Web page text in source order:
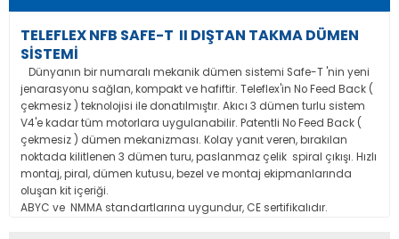
TELEFLEX NFB SAFE-T II DIŞTAN TAKMA DÜMEN
SİSTEMİ
Dünyanın bir numaralı mekanik dümen sistemi Safe-T 'nin yeni
jenarasyonu sağlan, kompakt ve hafiftir. Teleflex'in No Feed Back (
çekmesiz ) teknolojisi ile donatılmıştır. Akıcı 3 dümen turlu sistem
V4'e kadar tüm motorlara uygulanabilir. Patentli No Feed Back (
çekmesiz ) dümen mekanizması. Kolay yanıt veren, bırakılan
noktada kilitlenen 3 dümen turu, paslanmaz çelik spiral çıkışı. Hızlı
montaj, piral, dümen kutusu, bezel ve montaj ekipmanlarında
oluşan kit içeriği.
ABYC ve NMMA standartlarına uygundur, CE sertifikalıdır.